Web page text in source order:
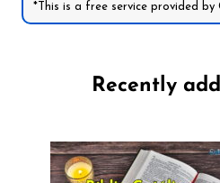
*This is a free service provided by
Recently